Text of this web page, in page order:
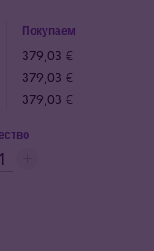
Покупаем
379,03 €
379,03 €
379,03 €